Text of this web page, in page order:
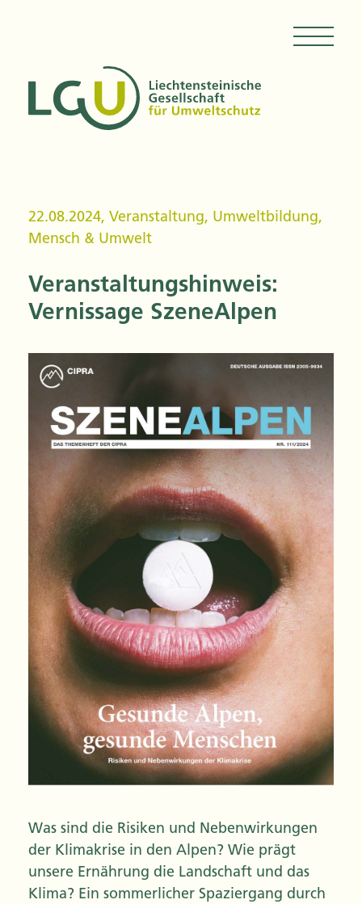
22.08.2024, Veranstaltung, Umweltbildung,
Mensch & Umwelt
Veranstaltungshinweis:
Vernissage SzeneAlpen
Was sind die Risiken und Nebenwirkungen
der Klimakrise in den Alpen? Wie prägt
unsere Ernährung die Landschaft und das
Klima? Ein sommerlicher Spaziergang durch